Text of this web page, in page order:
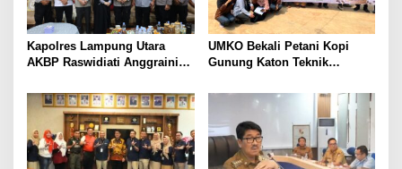
Kapolres Lampung Utara
AKBP Raswidiati Anggraini
Tokoh Masyarakat dan Adat
Perkuat Kamtibmas
UMKO Bekali Petani Kopi
Gunung Katon Teknik
Jual Hasil Panen Meningkat